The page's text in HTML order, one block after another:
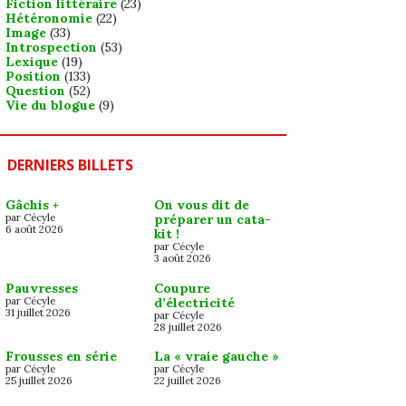
Fiction littéraire(23)
Hétéronomie(22)
Image(33)
Introspection (53)
Lexique(19)
Position (133)
Question (52)
Vie du blogue(9)
DERNIERS BILLETS
Gâchis +
par Cécyle
6 août 2026
On vous dit de
préparer un cata-
kit !
par Cécyle
3 août 2026
Pauvresses
par Cécyle
31 juillet 2026
Coupure
d’électricité
par Cécyle
28 juillet 2026
Frousses en série
par Cécyle
25 juillet 2026
La « vraie gauche »
par Cécyle
22 juillet 2026